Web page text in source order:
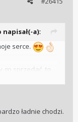
napisał(-a):
serce.
go sprzedać, to
ładnie chodzi.